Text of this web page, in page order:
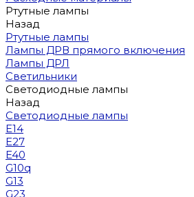
Ртутные лампы
Назад
Ртутные лампы
Лампы ДРВ прямого включения
Лампы ДРЛ
Светильники
Светодиодные лампы
Назад
Светодиодные лампы
E14
E27
E40
G10q
G13
G23